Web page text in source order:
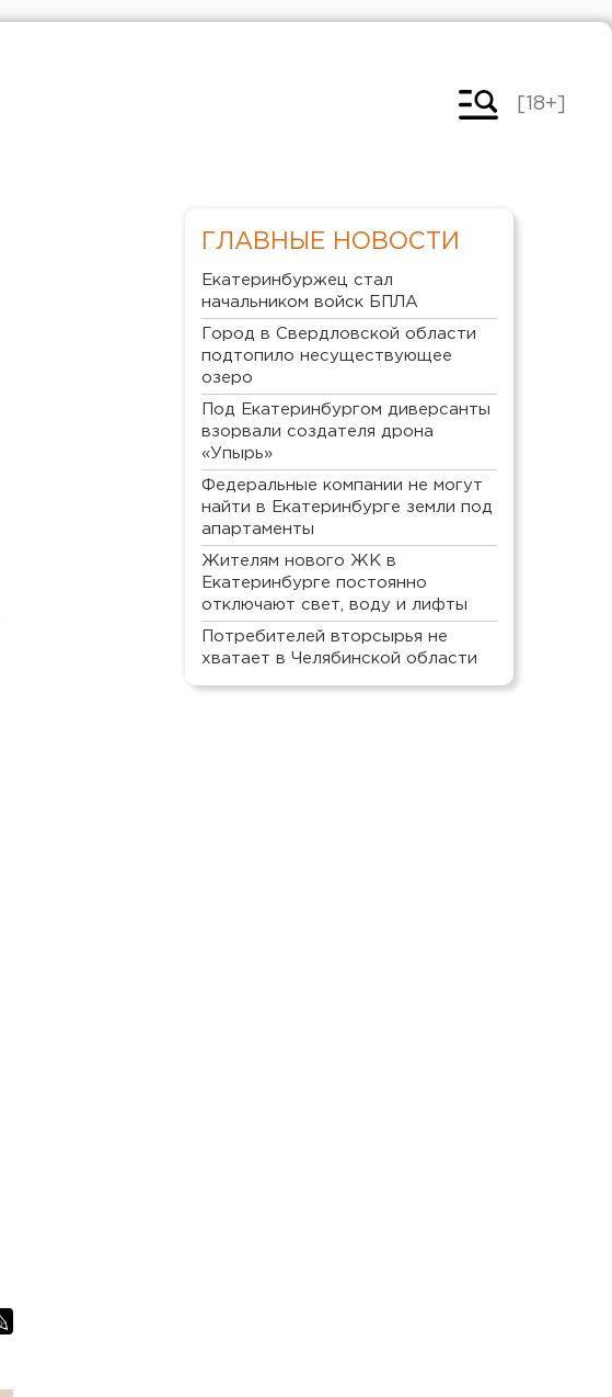
[18+]
ГЛАВНЫЕ НОВОСТИ
Екатеринбуржец стал
начальником войск БПЛА
Город в Свердловской области
подтопило несуществующее
озеро
Под Екатеринбургом диверсанты
взорвали создателя дрона
«Упырь»
Федеральные компании не могут
найти в Екатеринбурге земли под
апартаменты
Жителям нового ЖК в
Екатеринбурге постоянно
отключают свет, воду и лифты
Потребителей вторсырья не
хватает в Челябинской области